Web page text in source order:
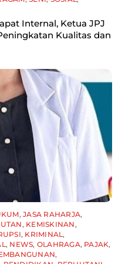
Internal, Ketua JPJ
Kualitas dan
,JASA RAHARJA,
, KEMISKINAN ,
, KRIMINAL ,
, NEWS, OLAHRAGA, PAJAK,
,